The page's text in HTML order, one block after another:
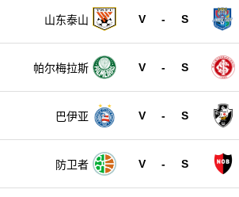
山东泰山 V - S
帕尔梅拉斯 V - S
巴伊亚 V - S
防卫者 V - S